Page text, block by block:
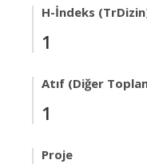
H-İndeks
1
Atıf (Diğer
1
Proje